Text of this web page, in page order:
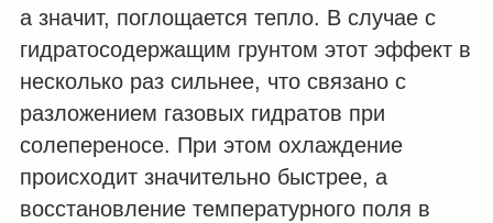
а значит, поглощается тепло. В случае с
гидратосодержащим грунтом этот эффект в
несколько раз сильнее, что связано с
разложением газовых гидратов при
солепереносе. При этом охлаждение
происходит значительно быстрее, а
восстановление температурного поля в